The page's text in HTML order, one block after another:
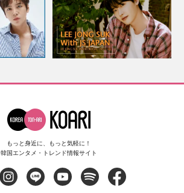
もっと身近に、もっと気軽に！
韓国エンタメ・トレンド情報サイト